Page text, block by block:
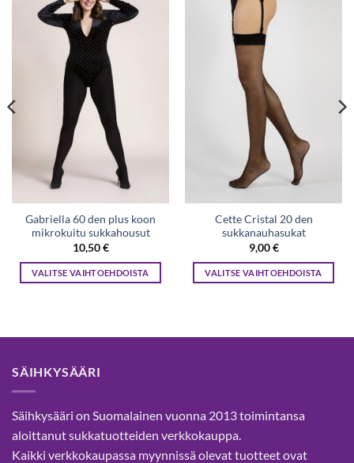
Lisää
toivelistaan
Gabriella 60 den plus koon
mikrokuitu sukkahousut
10,50€
VALITSE VAIHTOEHDOISTA
useampi
Voit
tuotteen
sivulla.
Cette Cristal 20 den
sukkanauhasukat
9,00€
VALITSE VAIHTOEHDOISTA
useampi
tuotteen
SÄIHKYSÄÄRI
Säihkysääri on Suomalainen vuonna 2013 toimintansa
aloittanut sukkatuotteiden verkkokauppa.
Kaikki verkkokaupassa myynnissä olevat tuotteet ovat